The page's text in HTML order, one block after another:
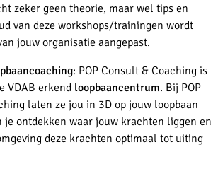
zeker geen theorie, maar wel tips en
van deze workshops/trainingen wordt
jouw organisatie aangepast.
: POP Consult & Coaching is
VDAB erkend loopbaancentrum. Bij POP
laten ze jou in 3D op jouw loopbaan
je ontdekken waar jouw krachten liggen en
deze krachten optimaal tot uiting